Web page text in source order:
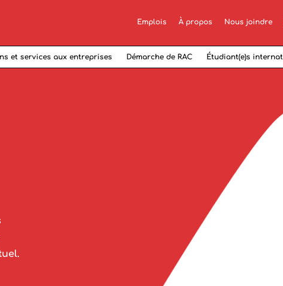
Emplois À propos Nous joindre
et services aux entreprises Démarche de RAC Étudiant(e)s